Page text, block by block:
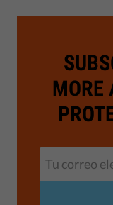
MORE